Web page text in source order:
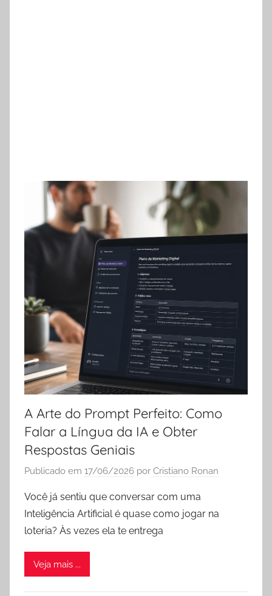
A Arte do Prompt Perfeito: Como
Falar a Língua da IA e Obter
Respostas Geniais
Publicado em 17/06/2026 por Cristiano Ronan
Você já sentiu que conversar com uma
Inteligência Artificial é quase como jogar na
loteria? Às vezes ela te entrega
Veja mais ...